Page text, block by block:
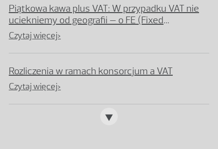
Piątkowa kawa plus VAT: W przypadku VAT nie
uciekniemy od geografii – o FE (Fixed
Establishment) słów kilka
Czytaj więcej>
Rozliczenia w ramach konsorcjum a VAT
Czytaj więcej>